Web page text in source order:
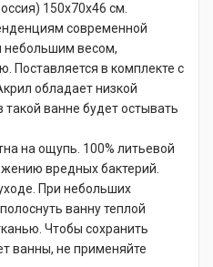
150x70x46 см.
современной
небольшим весом,
Поставляется в комплекте с
обладает низкой
ванне будет остывать
на ощупь. 100% литьевой
вредных бактерий.
При небольших
ванну теплой
Чтобы сохранить
ванны, не применяйте